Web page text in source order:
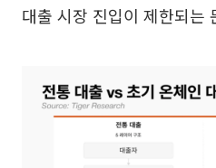
대출 시장 진입이 제한되는